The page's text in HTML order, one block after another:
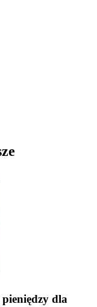
pieniędzy dla